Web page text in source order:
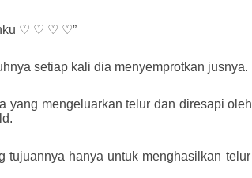
♡ ♡ ♡ ♡”
setiap kali dia menyemprotkan jusnya.
yang mengeluarkan telur dan diresapi
hanya untuk menghasilkan